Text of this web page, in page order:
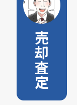
売却査定